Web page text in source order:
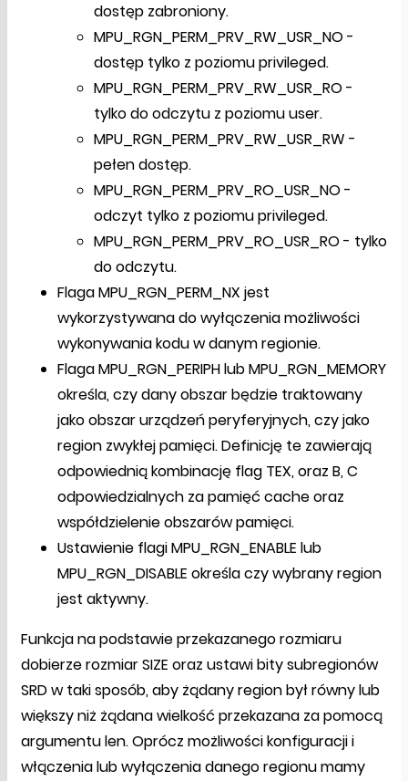
dostęp zabroniony.
MPU_RGN_PERM_PRV_RW_USR_NO -
dostęp tylko z poziomu privileged.
MPU_RGN_PERM_PRV_RW_USR_RO -
tylko do odczytu z poziomu user.
MPU_RGN_PERM_PRV_RW_USR_RW -
pełen dostęp.
MPU_RGN_PERM_PRV_RO_USR_NO -
odczyt tylko z poziomu privileged.
MPU_RGN_PERM_PRV_RO_USR_RO - tylko
do odczytu.
Flaga MPU_RGN_PERM_NX jest
wykorzystywana do wyłączenia możliwości
wykonywania kodu w danym regionie.
Flaga MPU_RGN_PERIPH lub MPU_RGN_MEMORY
określa, czy dany obszar będzie traktowany
jako obszar urządzeń peryferyjnych, czy jako
region zwykłej pamięci. Definicję te zawierają
odpowiednią kombinację flag TEX, oraz B, C
odpowiedzialnych za pamięć cache oraz
współdzielenie obszarów pamięci.
Ustawienie flagi MPU_RGN_ENABLE lub
MPU_RGN_DISABLE określa czy wybrany region
jest aktywny.
Funkcja na podstawie przekazanego rozmiaru
dobierze rozmiar SIZE oraz ustawi bity subregionów
SRD w taki sposób, aby żądany region był równy lub
większy niż żądana wielkość przekazana za pomocą
argumentu len. Oprócz możliwości konfiguracji i
włączenia lub wyłączenia danego regionu mamy